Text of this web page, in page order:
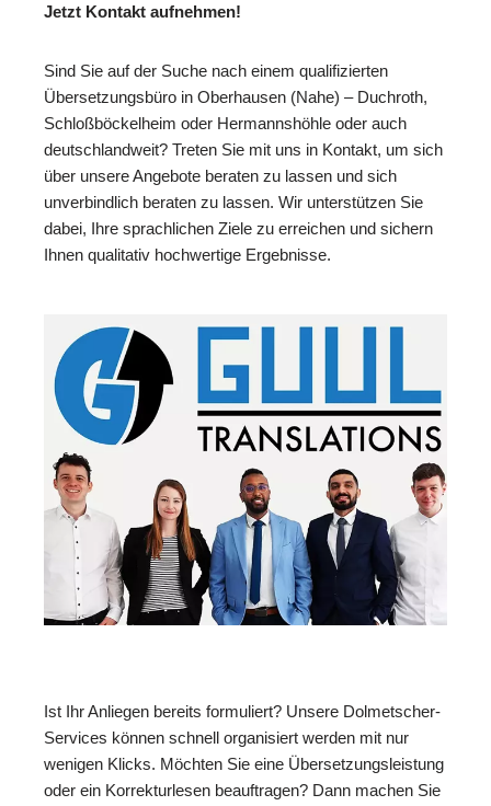
Jetzt Kontakt aufnehmen!
Sind Sie auf der Suche nach einem qualifizierten
Übersetzungsbüro in Oberhausen (Nahe) – Duchroth,
Schloßböckelheim oder Hermannshöhle oder auch
deutschlandweit? Treten Sie mit uns in Kontakt, um sich
über unsere Angebote beraten zu lassen und sich
unverbindlich beraten zu lassen. Wir unterstützen Sie
dabei, Ihre sprachlichen Ziele zu erreichen und sichern
Ihnen qualitativ hochwertige Ergebnisse.
Ist Ihr Anliegen bereits formuliert? Unsere Dolmetscher-
Services können schnell organisiert werden mit nur
wenigen Klicks. Möchten Sie eine Übersetzungsleistung
oder ein Korrekturlesen beauftragen? Dann machen Sie